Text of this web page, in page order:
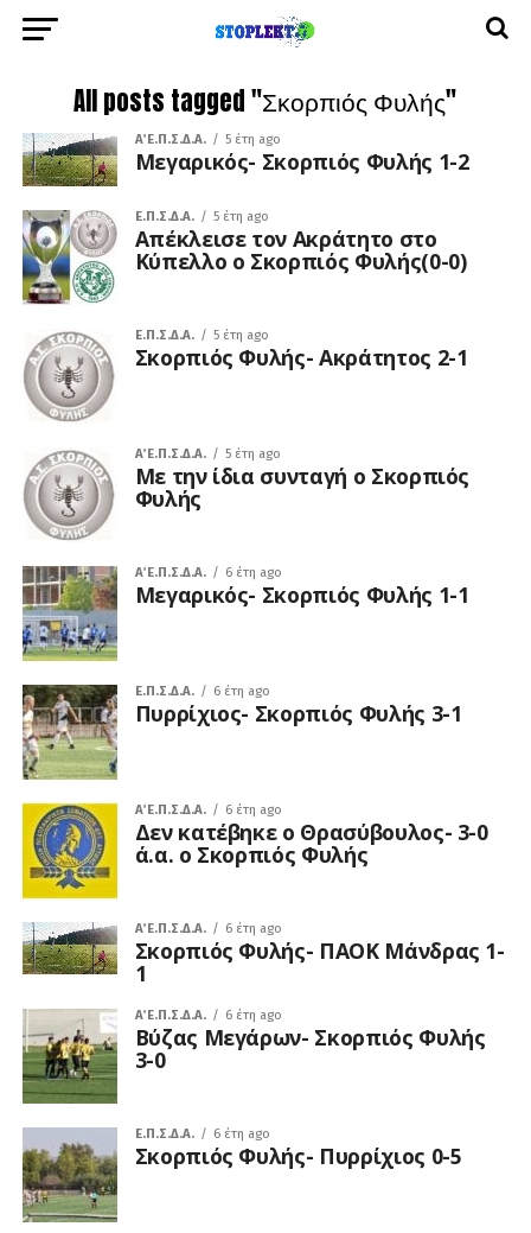
All posts tagged "Σκορπιός Φυλής"
Α΄ Ε.Π.Σ.Δ.Α. 5 έτη ago
Μεγαρικός- Σκορπιός Φυλής 1-2
Ε.Π.Σ.Δ.Α. 5 έτη ago
Απέκλεισε τον Ακράτητο στο
Κύπελλο ο Σκορπιός Φυλής(0-0)
Ε.Π.Σ.Δ.Α. 5 έτη ago
Σκορπιός Φυλής- Ακράτητος 2-1
Α΄ Ε.Π.Σ.Δ.Α. 5 έτη ago
Με την ίδια συνταγή ο Σκορπιός
Φυλής
Α΄ Ε.Π.Σ.Δ.Α. 6 έτη ago
Μεγαρικός- Σκορπιός Φυλής 1-1
Ε.Π.Σ.Δ.Α. 6 έτη ago
Πυρρίχιος- Σκορπιός Φυλής 3-1
Α΄ Ε.Π.Σ.Δ.Α. 6 έτη ago
Δεν κατέβηκε ο Θρασύβουλος- 3-0
ά.α. ο Σκορπιός Φυλής
Α΄ Ε.Π.Σ.Δ.Α. 6 έτη ago
Σκορπιός Φυλής- ΠΑΟΚ Μάνδρας 1-
1
Α΄ Ε.Π.Σ.Δ.Α. 6 έτη ago
Βύζας Μεγάρων- Σκορπιός Φυλής
3-0
Ε.Π.Σ.Δ.Α. 6 έτη ago
Σκορπιός Φυλής- Πυρρίχιος 0-5